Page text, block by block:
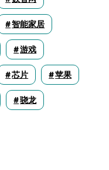
智能家居
游戏
芯片 苹果
骁龙